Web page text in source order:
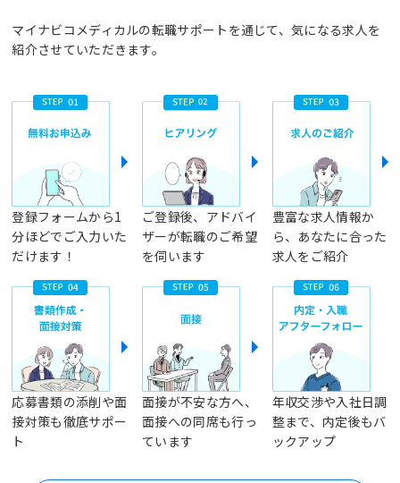
マイナビコメディカルの転職サポートを通じて、気になる求人を
紹介させていただきます。
登録フォームから1
分ほどでご入力いた
だけます！
ご登録後、アドバイ
ザーが転職のご希望
を伺います
豊富な求人情報か
ら、あなたに合った
求人をご紹介
応募書類の添削や面
接対策も徹底サポー
ト
面接が不安な方へ、
面接への同席も行っ
ています
年収交渉や入社日調
整まで、内定後もバ
ックアップ